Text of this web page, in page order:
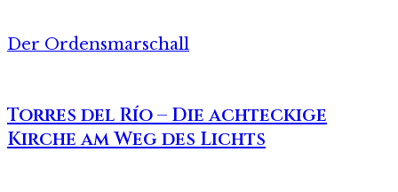
Der Ordensmarschall
Torres del Río – Die achteckige
Kirche am Weg des Lichts